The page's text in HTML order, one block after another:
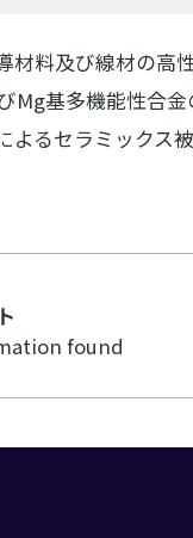
材料及び線材の高
Mg基多機能性合
よるセラミックス
found